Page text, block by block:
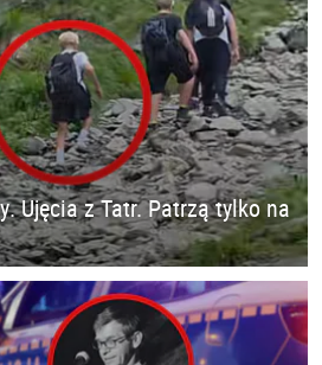
Ujęcia z Tatr. Patrzą tylko na